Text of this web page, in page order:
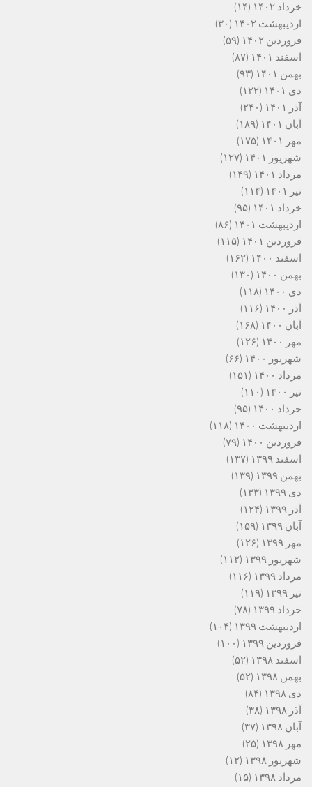
خرداد ۱۴۰۲
(۱۴)
اردیبهشت ۱۴۰۲
(۳۰)
فروردین ۱۴۰۲
(۵۹)
اسفند ۱۴۰۱
(۸۷)
بهمن ۱۴۰۱
(۹۳)
دی ۱۴۰۱
(۱۲۲)
آذر ۱۴۰۱
(۲۴۰)
آبان ۱۴۰۱
(۱۸۹)
مهر ۱۴۰۱
(۱۷۵)
شهریور ۱۴۰۱
(۱۲۷)
مرداد ۱۴۰۱
(۱۴۹)
تیر ۱۴۰۱
(۱۱۴)
خرداد ۱۴۰۱
(۹۵)
اردیبهشت ۱۴۰۱
(۸۶)
فروردین ۱۴۰۱
(۱۱۵)
اسفند ۱۴۰۰
(۱۶۲)
بهمن ۱۴۰۰
(۱۳۰)
دی ۱۴۰۰
(۱۱۸)
آذر ۱۴۰۰
(۱۱۶)
آبان ۱۴۰۰
(۱۶۸)
مهر ۱۴۰۰
(۱۲۶)
شهریور ۱۴۰۰
(۶۶)
مرداد ۱۴۰۰
(۱۵۱)
تیر ۱۴۰۰
(۱۱۰)
خرداد ۱۴۰۰
(۹۵)
اردیبهشت ۱۴۰۰
(۱۱۸)
فروردین ۱۴۰۰
(۷۹)
اسفند ۱۳۹۹
(۱۳۷)
بهمن ۱۳۹۹
(۱۳۹)
دی ۱۳۹۹
(۱۳۳)
آذر ۱۳۹۹
(۱۲۴)
آبان ۱۳۹۹
(۱۵۹)
مهر ۱۳۹۹
(۱۲۶)
شهریور ۱۳۹۹
(۱۱۲)
مرداد ۱۳۹۹
(۱۱۶)
تیر ۱۳۹۹
(۱۱۹)
خرداد ۱۳۹۹
(۷۸)
اردیبهشت ۱۳۹۹
(۱۰۴)
فروردین ۱۳۹۹
(۱۰۰)
اسفند ۱۳۹۸
(۵۲)
بهمن ۱۳۹۸
(۵۲)
دی ۱۳۹۸
(۸۴)
آذر ۱۳۹۸
(۳۸)
آبان ۱۳۹۸
(۳۷)
مهر ۱۳۹۸
(۲۵)
شهریور ۱۳۹۸
(۱۲)
مرداد ۱۳۹۸
(۱۵)